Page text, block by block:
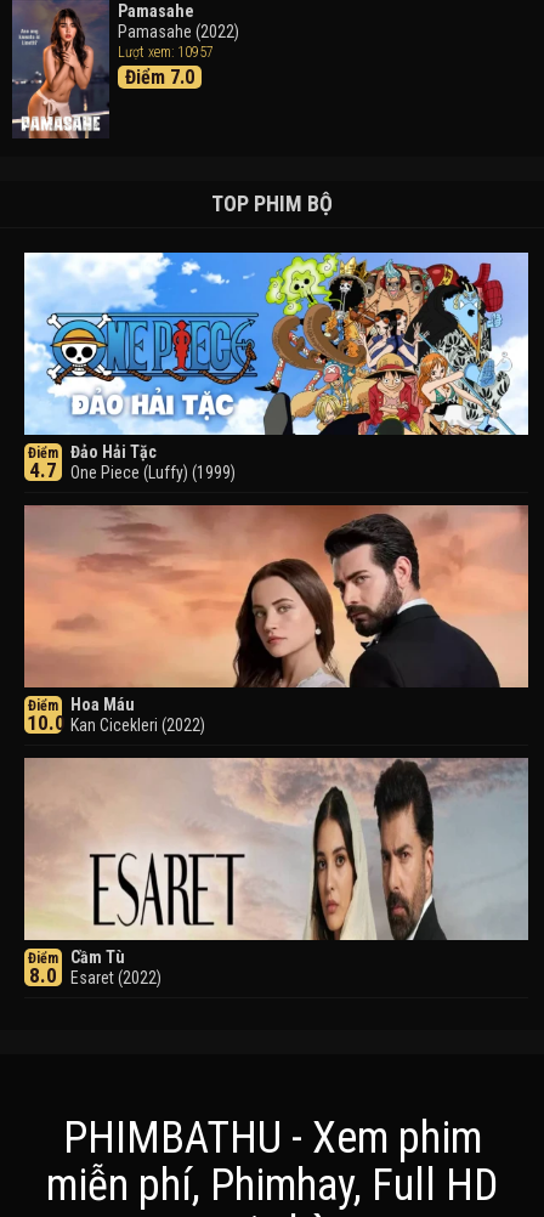
Pamasahe
Pamasahe (2022)
Lượt xem: 10957
Điểm 7.0
TOP PHIM BỘ
Điểm
4.7
Đảo Hải Tặc
One Piece (Luffy) (1999)
Điểm
10.0
Hoa Máu
Kan Cicekleri (2022)
Điểm
8.0
Cầm Tù
Esaret (2022)
Khuyển Dạ Xoa
PHIMBATHU - Xem phim
miễn phí, Phimhay, Full HD